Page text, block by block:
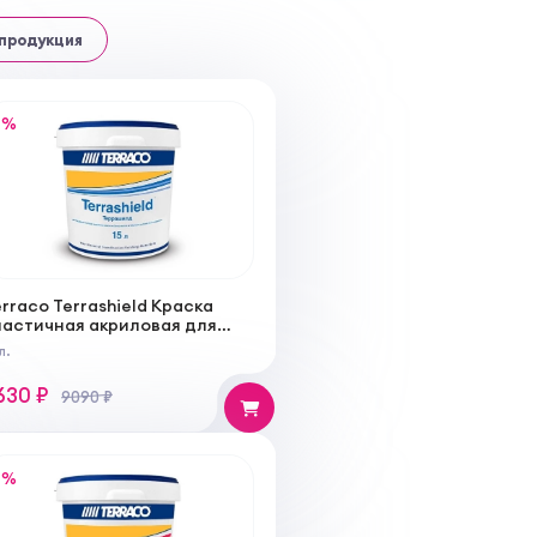
%
Terrashield Краска
акриловая для
и внутренних работ,
₽ 9090 ₽
%